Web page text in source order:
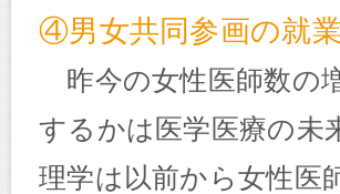
④男女共同参画の就
昨今の女性医師数の
するかは医学医療の未
理学は以前から女性医